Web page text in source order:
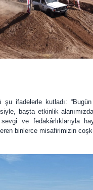
ifadelerle kutladı:
başta etkinlik
ve fedakârlıklarıyla
binlerce misafirimizin